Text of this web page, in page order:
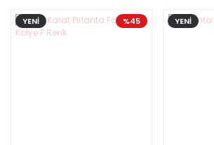
%45
YENİ YENİ